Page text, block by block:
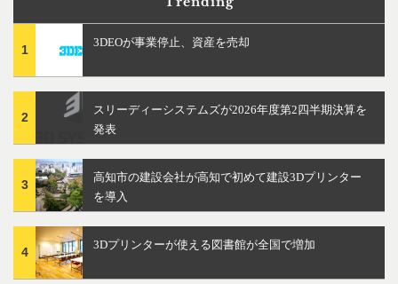
1
3DEOが事業停止、資産を売却
2
スリーディーシステムズが2026年度第2四半期決算を
発表
3
高知市の建設会社が高知で初めて建設3Dプリンター
を導入
4
3Dプリンターが使える図書館が全国で増加